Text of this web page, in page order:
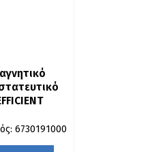
6730191000